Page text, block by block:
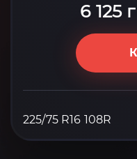
6 125
225/75 R16 108R